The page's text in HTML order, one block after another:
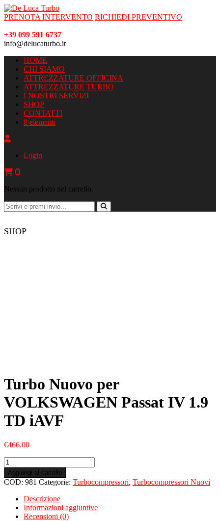
PRENOTA INTERVENTO RICHIEDI PREVENTIVO
+39 099 591 6737
info@delucaturbo.it
HOME
CHI SIAMO
ATTREZZATURE OFFICINA
ATTREZZATURE TURBO
I NOSTRI SERVIZI
SHOP
CONTATTI
0 elementi
Login
0
Nessun prodotto nel carrello.
SHOP
Turbo Nuovo per
VOLKSWAGEN Passat IV 1.9
TD iAVF
€466.00
Turbo
Nuovo
per
VOLKSWAGEN
Passat
Aggiungi al carrello
COD: 981 Categorie: Turbocompressori, Turbocompressori Nuovi
Descrizione
Informazioni aggiuntive
Recensioni (0)